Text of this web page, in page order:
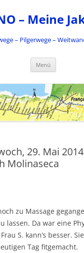
– Meine
– Pilgerwege –
Menü
29. Mai
Molinaseca
zu Massage
lassen. Da war eine
S. kann’s besser.
Tag fitgemacht.